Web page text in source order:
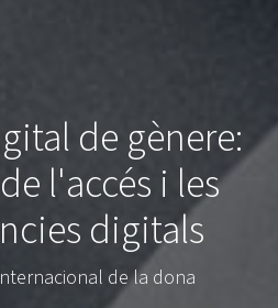
de gènere:
l'accés i les
digitals
de la dona